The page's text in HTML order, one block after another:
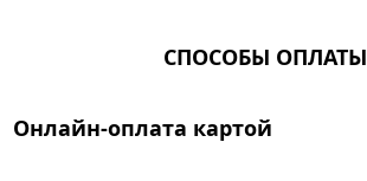
СПОСОБЫ ОПЛАТЫ
Онлайн-оплата картой